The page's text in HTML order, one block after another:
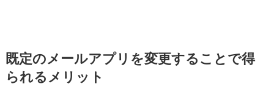
既定のメールアプリを変更することで得
られるメリット